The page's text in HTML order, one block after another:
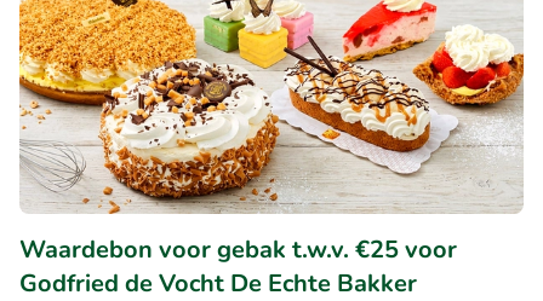
Waardebon voor gebak t.w.v. €25 voor
Godfried de Vocht De Echte Bakker